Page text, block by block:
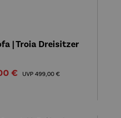
| Troia Dreisitzer
€ UVPRegulärer Preis:
499,00 €